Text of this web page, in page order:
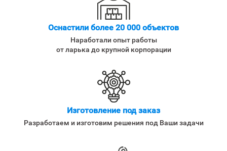
Оснастили более 20 000 объектов
Наработали опыт работы
от ларька до крупной корпорации
Изготовление под заказ
Разработаем и изготовим решения под Ваши задачи